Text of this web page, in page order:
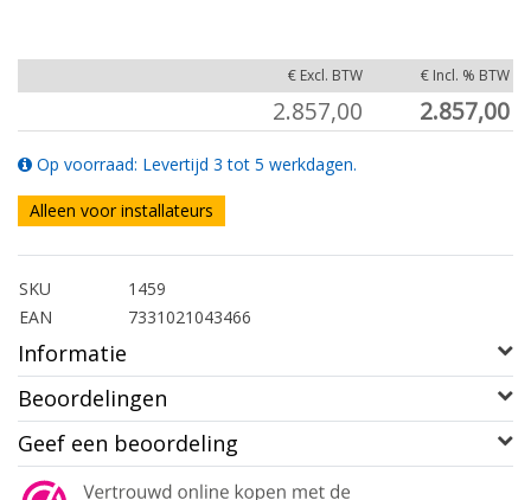
€ Excl. BTW € Incl. % BTW
2.857,00 2.857,00
Op voorraad: Levertijd 3 tot 5 werkdagen.
Alleen voor installateurs
SKU
1459
EAN
7331021043466
Informatie
Beoordelingen
Geef een beoordeling